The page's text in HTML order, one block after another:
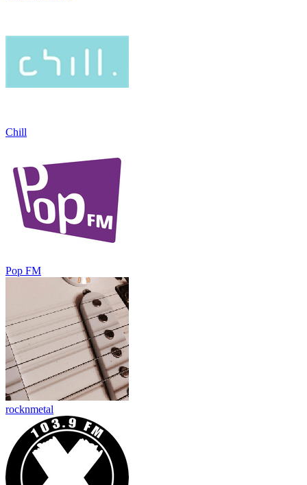
Chill
Pop FM
rocknmetal